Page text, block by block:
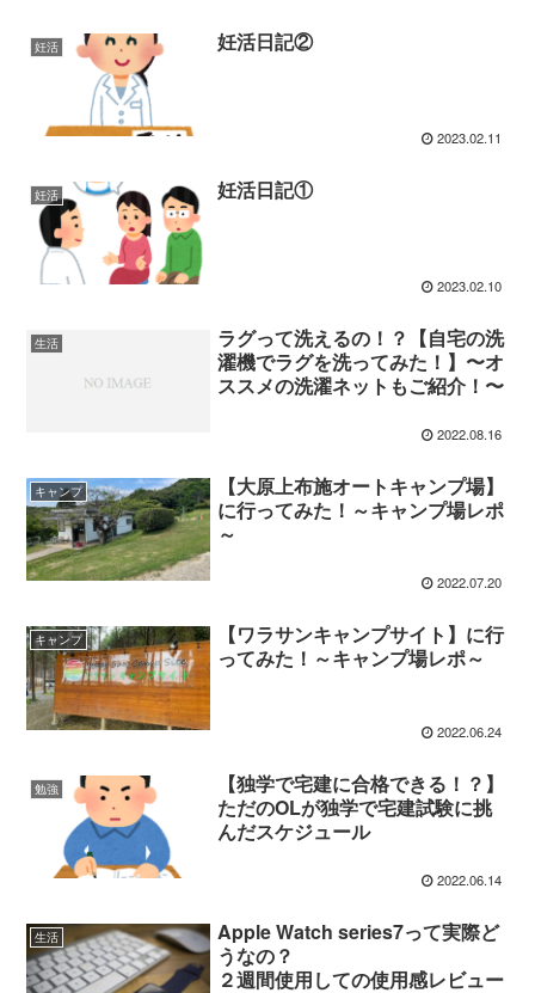
妊活 妊活日記②
2023.02.11
妊活 妊活日記①
2023.02.10
生活
ラグって洗えるの！？【自宅の洗
濯機でラグを洗ってみた！】〜オ
ススメの洗濯ネットもご紹介！〜
2022.08.16
キャンプ
【大原上布施オートキャンプ場】
に行ってみた！～キャンプ場レポ
～
2022.07.20
キャンプ
【ワラサンキャンプサイト】に行
ってみた！～キャンプ場レポ～
2022.06.24
勉強
【独学で宅建に合格できる！？】
ただのOLが独学で宅建試験に挑
んだスケジュール
2022.06.14
生活
Apple Watch series7って実際ど
うなの？
２週間使用しての使用感レビュー